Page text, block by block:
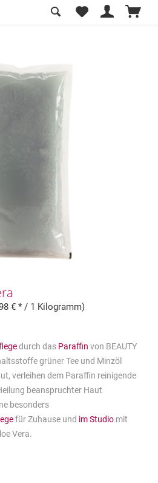
€ * / 1 Kilogramm)
durch das Paraffin von BEAUTY
grüner Tee und Minzöl
verleihen dem Paraffin reinigende
beanspruchter Haut
besonders
für Zuhause und im Studio mit
Vera.